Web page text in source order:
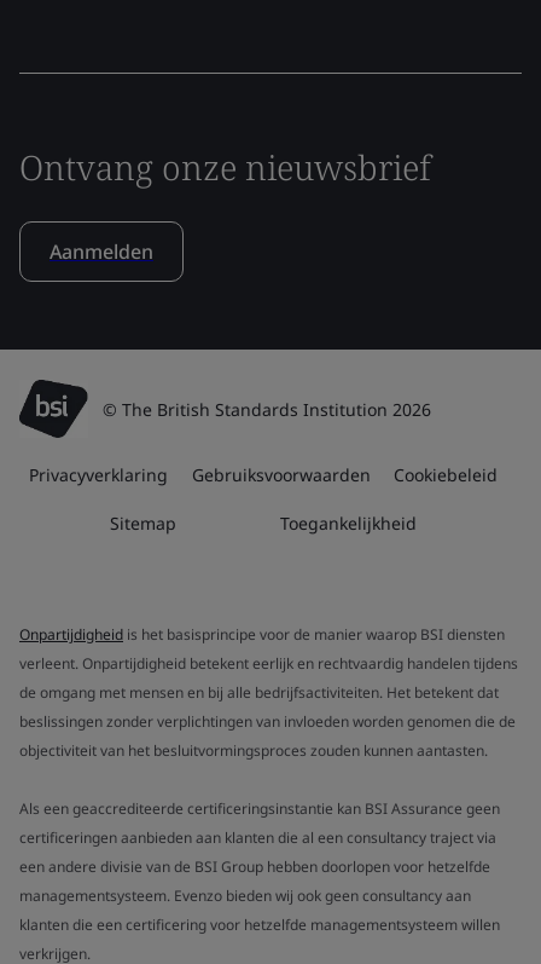
Ontvang onze nieuwsbrief
Aanmelden
© The British Standards Institution 2026
Privacyverklaring Gebruiksvoorwaarden Cookiebeleid
Sitemap Toegankelijkheid
Onpartijdigheid is het basisprincipe voor de manier waarop BSI diensten
verleent. Onpartijdigheid betekent eerlijk en rechtvaardig handelen tijdens
de omgang met mensen en bij alle bedrijfsactiviteiten. Het betekent dat
beslissingen zonder verplichtingen van invloeden worden genomen die de
objectiviteit van het besluitvormingsproces zouden kunnen aantasten.
Als een geaccrediteerde certificeringsinstantie kan BSI Assurance geen
certificeringen aanbieden aan klanten die al een consultancy traject via
een andere divisie van de BSI Group hebben doorlopen voor hetzelfde
managementsysteem. Evenzo bieden wij ook geen consultancy aan
klanten die een certificering voor hetzelfde managementsysteem willen
verkrijgen.